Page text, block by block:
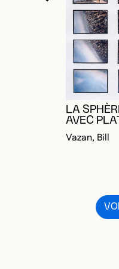
LA
AVEC
Vazan, Bill